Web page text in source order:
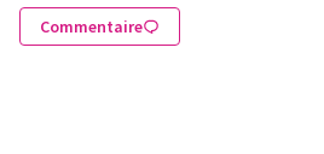
Commentaire